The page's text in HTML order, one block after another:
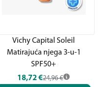
Vichy Capital Soleil
Matirajuća njega 3-u-1
SPF50+
18,72 €24,96 €